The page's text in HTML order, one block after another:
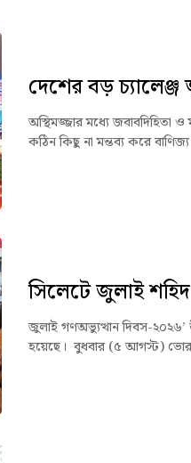
দেশের বড় চ্যালেঞ্জ
অস্থিমজ্জার মধ্যে জবাবদিহিতা
কঠিন কিছু না মন্তব্য করে
সিলেটে জুলাই শহিদ
জুলাই গণঅভ্যুত্থান দিবস-২০২৬’
হয়েছে। বুধবার (৫ আগস্ট) ভোর